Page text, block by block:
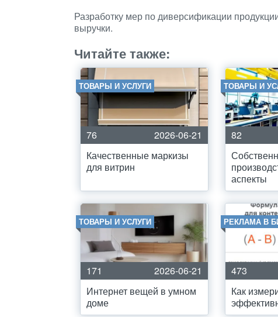
Разработку мер по диверсификации
выручки.
Читайте также:
ТОВАРЫ И УСЛУГИ
76
2026-06-21
Качественные маркизы
для витрин
ТОВАРЫ И
82
аспекты
ТОВАРЫ И УСЛУГИ
171
2026-06-21
Интернет вещей в умном
доме
РЕКЛАМА В
473
Как